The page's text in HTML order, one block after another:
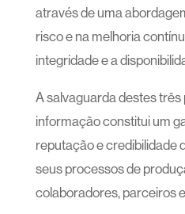
através de uma
risco e na melhoria
integridade e a
A salvaguarda destes
informação constitui um
reputação e credibilidade
seus processos de
colaboradores, parceiros